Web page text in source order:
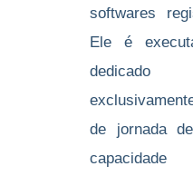
softwares
Ele é
de jornada